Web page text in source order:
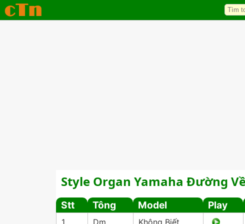
Style Organ Yamaha Đường
Stt Tông Model Play
1 Dm Không Biết